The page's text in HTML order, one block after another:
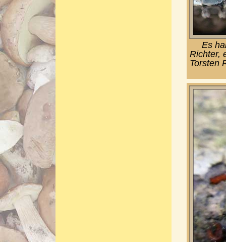
Es
Richter,
Torsten